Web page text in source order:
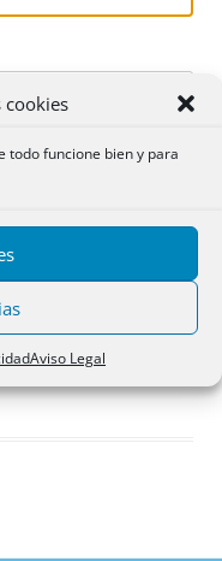
cookies
todo funcione bien y para
Aviso Legal